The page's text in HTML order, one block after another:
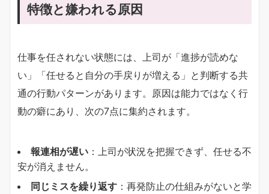
特徴と嫌われる原因
仕事を任されない状態には、上司が「進捗が読めな
い」「任せると自分の手戻りが増える」と判断する共
通の行動パターンがあります。原因は能力ではなく行
動の癖にあり、次の7点に集約されます。
​報連相が遅い​ ​：上司が状況を把握できず、任せる不
安が消えません。
​同じミスを繰り返す​ ​：再発防止の仕組みがないと学